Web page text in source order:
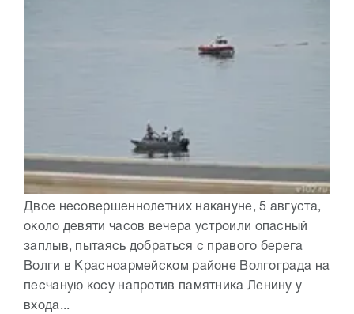
Двое несовершеннолетних накануне, 5 августа,
около девяти часов вечера устроили опасный
заплыв, пытаясь добраться с правого берега
Волги в Красноармейском районе Волгограда на
песчаную косу напротив памятника Ленину у
входа...